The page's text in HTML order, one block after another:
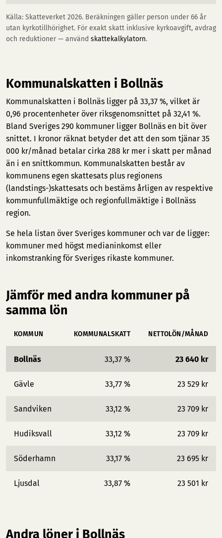
Källa: Skatteverket 2026. Beräkningen gäller person under 66 år
utan kyrkotillhörighet. För exakt skatt inklusive kyrkoavgift, avdrag
och reduktioner — använd skattekalkylatorn.
Kommunalskatten i Bollnäs
Kommunalskatten i Bollnäs ligger på 33,37 %, vilket är
0,96 procentenheter över riksgenomsnittet på 32,41 %.
Bland Sveriges 290 kommuner ligger Bollnäs en bit över
snittet. I kronor räknat betyder det att den som tjänar 35
000 kr/månad betalar cirka 288 kr mer i skatt per månad
än i en snittkommun. Kommunalskatten består av
kommunens egen skattesats plus regionens
(landstings-)skattesats och bestäms årligen av respektive
kommunfullmäktige och regionfullmäktige i Bollnäss
region.
Se hela listan över Sveriges kommuner och var de ligger:
kommuner med högst medianinkomst eller
inkomstranking för Sveriges rikaste kommuner.
Jämför med andra kommuner på
samma lön
KOMMUN KOMMUNALSKATT NETTOLÖN/MÅNAD
Bollnäs 33,37 % 23 640 kr
Gävle 33,77 % 23 529 kr
Sandviken 33,12 % 23 709 kr
Hudiksvall 33,12 % 23 709 kr
Söderhamn 33,17 % 23 695 kr
Ljusdal 33,87 % 23 501 kr
Andra löner i Bollnäs